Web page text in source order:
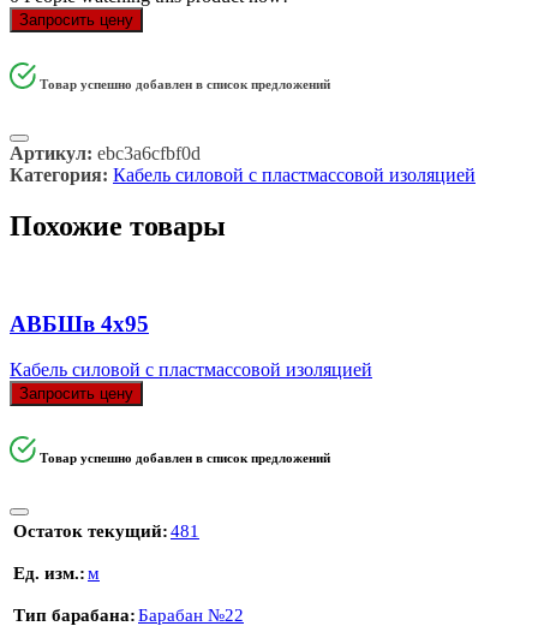
Запросить цену
Товар успешно добавлен в список предложений
Артикул: ebc3a6cfbf0d
Категория: Кабель силовой с пластмассовой изоляцией
Похожие товары
АВБШв 4х95
Кабель силовой с пластмассовой изоляцией
Запросить цену
Товар успешно добавлен в список предложений
Остаток текущий 481
Ед. изм. м
Тип барабана Барабан №22